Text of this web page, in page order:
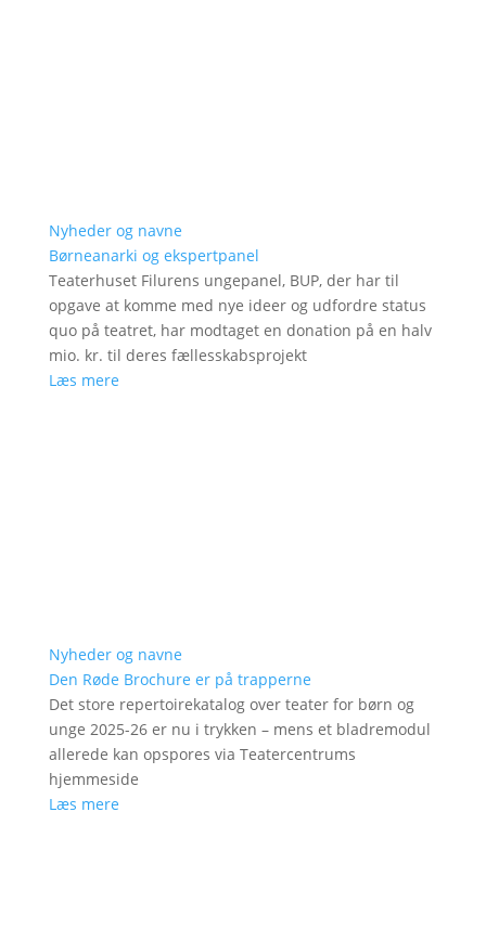
Nyheder og navne
Børneanarki og ekspertpanel
Teaterhuset Filurens ungepanel, BUP, der har til
opgave at komme med nye ideer og udfordre status
quo på teatret, har modtaget en donation på en halv
mio. kr. til deres fællesskabsprojekt
Læs mere
Nyheder og navne
Den Røde Brochure er på trapperne
Det store repertoirekatalog over teater for børn og
unge 2025-26 er nu i trykken – mens et bladremodul
allerede kan opspores via Teatercentrums
hjemmeside
Læs mere